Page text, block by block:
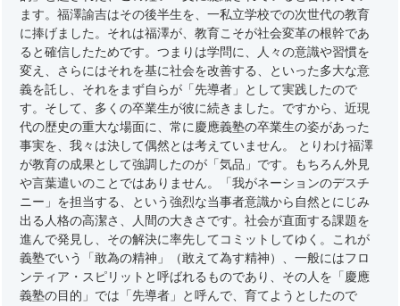
ます。福澤諭吉はその後半生を、一私立学校での次世代の教育
に捧げました。それは福澤が、教育こそが社会変革の根幹であ
ると確信したためです。つまりは学問に、人々の意識や習慣を
変え、さらにはそれを基に社会を改善する、といった多大な意
義を託し、それをまず自らが「先導者」として実践したので
す。そして、多くの卒業生が彼に続きました。ですから、近現
代の歴史の重大な場面に、常に慶應義塾の卒業生の姿があった
事実を、我々は決して偶然とは考えていません。 とりわけ福澤
が教育の成果として強調したのが「気品」です。もちろん外見
や言葉遣いのことではありません。「我がネーションのデスチ
ニー」を担当する、という強烈な当事者意識から自然とにじみ
出る人格の高潔さ、人間の大きさです。社会が直面する課題を
進んで発見し、その解決に率先してコミットしてゆく。これが
義塾でいう「敢為の精神」（敢えて為す精神）、一般にはフロ
ンティア・スピリットと呼ばれるものであり、その人を「慶應
義塾の目的」では「先導者」と呼んで、育てようとしたので